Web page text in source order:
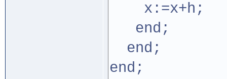
x:=x+h;
end;
end;
end;